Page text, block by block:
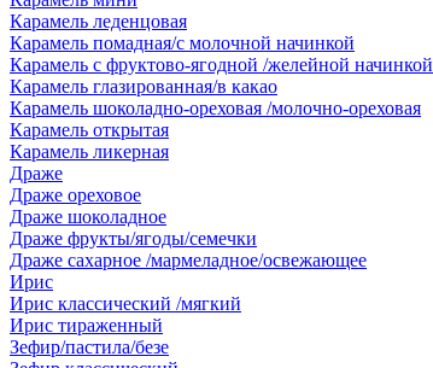
Карамель леденцовая
Карамель помадная/с молочной начинкой
Карамель с фруктово-ягодной /желейной начинкой
Карамель глазированная/в какао
Карамель шоколадно-ореховая /молочно-ореховая
Карамель открытая
Карамель ликерная
Драже
Драже ореховое
Драже шоколадное
Драже фрукты/ягоды/семечки
Драже сахарное /мармеладное/освежающее
Ирис
Ирис классический /мягкий
Ирис тираженный
Зефир/пастила/безе